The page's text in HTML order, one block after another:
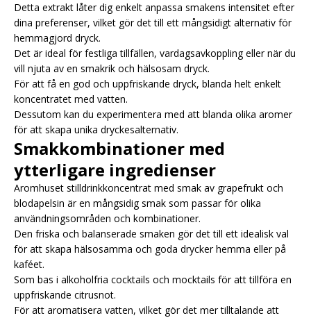
Detta extrakt låter dig enkelt anpassa smakens intensitet efter
dina preferenser, vilket gör det till ett mångsidigt alternativ för
hemmagjord dryck.
Det är ideal för festliga tillfällen, vardagsavkoppling eller när du
vill njuta av en smakrik och hälsosam dryck.
För att få en god och uppfriskande dryck, blanda helt enkelt
koncentratet med vatten.
Dessutom kan du experimentera med att blanda olika aromer
för att skapa unika dryckesalternativ.
Smakkombinationer med
ytterligare ingredienser
Aromhuset stilldrinkkoncentrat med smak av grapefrukt och
blodapelsin är en mångsidig smak som passar för olika
användningsområden och kombinationer.
Den friska och balanserade smaken gör det till ett idealisk val
för att skapa hälsosamma och goda drycker hemma eller på
kaféet.
Som bas i alkoholfria cocktails och mocktails för att tillföra en
uppfriskande citrusnot.
För att aromatisera vatten, vilket gör det mer tilltalande att